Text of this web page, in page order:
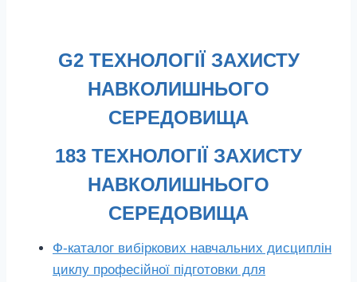
G2 ТЕХНОЛОГІЇ ЗАХИСТУ
НАВКОЛИШНЬОГО
СЕРЕДОВИЩА
183 ТЕХНОЛОГІЇ ЗАХИСТУ
НАВКОЛИШНЬОГО
СЕРЕДОВИЩА
Ф-каталог вибіркових навчальних дисциплін
циклу професійної підготовки для